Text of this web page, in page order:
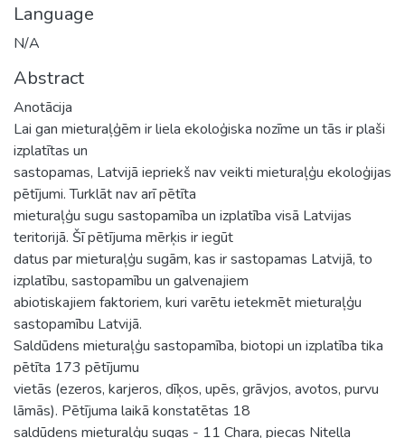
Language
N/A
Abstract
Anotācija
Lai gan mieturaļģēm ir liela ekoloģiska nozīme un tās ir plaši
izplatītas un
sastopamas, Latvijā iepriekš nav veikti mieturaļģu ekoloģijas
pētījumi. Turklāt nav arī pētīta
mieturaļģu sugu sastopamība un izplatība visā Latvijas
teritorijā. Šī pētījuma mērķis ir iegūt
datus par mieturaļģu sugām, kas ir sastopamas Latvijā, to
izplatību, sastopamību un galvenajiem
abiotiskajiem faktoriem, kuri varētu ietekmēt mieturaļģu
sastopamību Latvijā.
Saldūdens mieturaļģu sastopamība, biotopi un izplatība tika
pētīta 173 pētījumu
vietās (ezeros, karjeros, dīķos, upēs, grāvjos, avotos, purvu
lāmās). Pētījuma laikā konstatētas 18
saldūdens mieturaļģu sugas - 11 Chara, piecas Nitella